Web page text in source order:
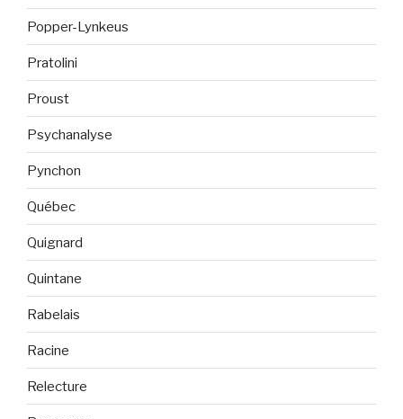
Popper-Lynkeus
Pratolini
Proust
Psychanalyse
Pynchon
Québec
Quignard
Quintane
Rabelais
Racine
Relecture